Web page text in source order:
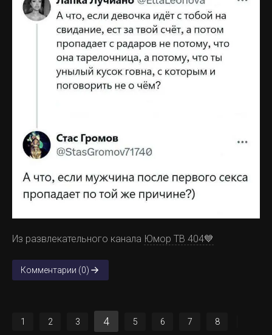
Из развлекательного канала Юмор ТВ 404💙
Комментарии (0)
1 2 3 4 5 6 7 8